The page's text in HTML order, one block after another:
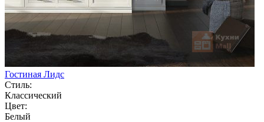
Гостиная Лидс
Стиль:
Классический
Цвет:
Белый